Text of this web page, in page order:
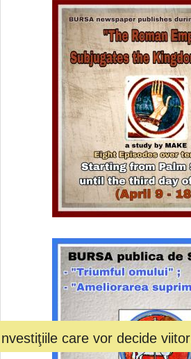
vor decide viitorul energiei